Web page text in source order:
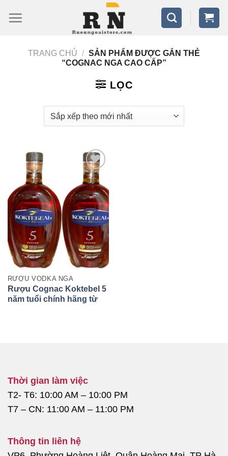
qua
TRANG CHỦ / SẢN PHẨM ĐƯỢC GẮN THẺ
“COGNAC NGA CAO CẤP”
LỌC
RƯỢU VODKA NGA
Rượu Cognac Koktebel 5
năm tuổi chính hãng từ
Thời gian làm việc
T2- T6: 10:00 AM – 10:00 PM
T7 – CN: 11:00 AM – 11:00 PM
Thông tin liên hệ